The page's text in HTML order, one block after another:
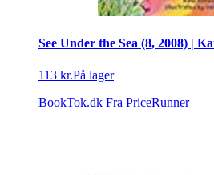
See Under the Sea (8, 2008) |
113 kr.På lager
BookTok.dk Fra PriceRunner